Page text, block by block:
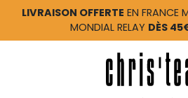
LIVRAISON OFFERTE EN FRANCE
MONDIAL RELAY DÈS